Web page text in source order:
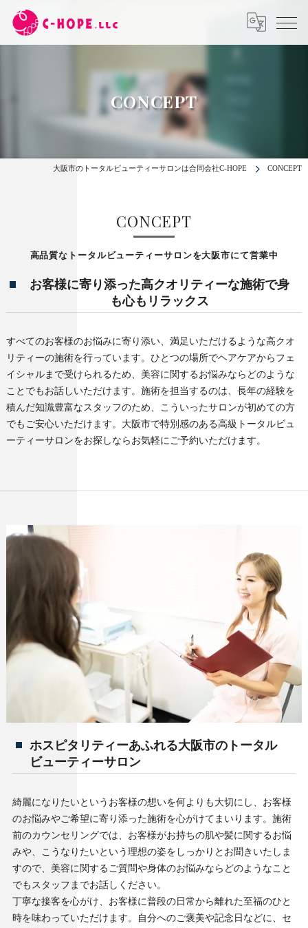
CONCEPT
大阪市のトータルビューティーサロンは合同会社C-HOPE CONCEPT
高品質なトータルビューティーサロンを大阪市にて営業中
CONCEPT
お客様に寄り添った高クオリティーな施術で身
も心もリラックス
すべてのお客様のお悩みに寄り添い、満足いただけるような高クオ
リティーの施術を行っています。ひとつの場所でヘアケアからフェ
イシャルまで受けられるため、美容に関するお悩みならどのような
ことでもお話しいただけます。施術を担当するのは、長年の経験を
積んだ知識豊富なスタッフのため、こういったサロンが初めての方
でもご安心いただけます。大阪市で特別感のある高級トータルビュ
ーティーサロンをお探しならお気軽にご予約いただけます。
ホスピタリティーあふれる大阪市のトータル
ビューティーサロン
綺麗になりたいというお客様の想いを何よりも大切にし、お客様
のお悩みやご希望に寄り添った施術を心がけてまいります。施術
前のカウンセリングでは、お客様がお持ちの肌や髪に関するお悩
みや、こうなりたいという理想の姿をしっかりとお聞きいたしま
すので、美容に関するご質問や身体のお悩みならどのようなこと
でもスタッフまでお話しください。
丁寧な接客を心がけ、お客様に普段の日常から離れた至福のひと
時を味わっていただけます。自分へのご褒美や記念日などに、セ